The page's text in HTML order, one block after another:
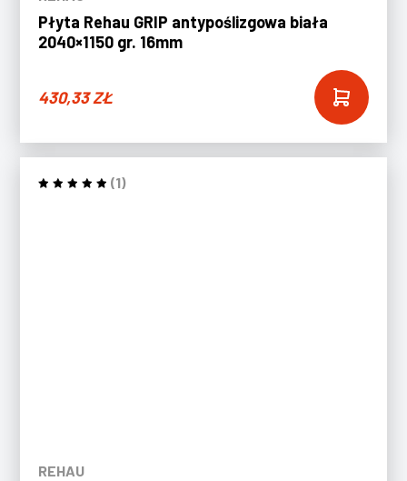
Płyta Rehau GRIP antypoślizgowa biała
2040×1150 gr. 16mm
430,33ZŁ
(1)
REHAU